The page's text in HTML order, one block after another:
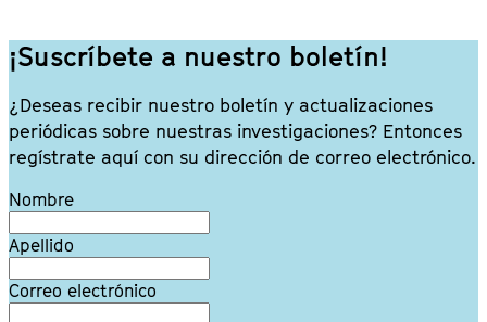
¡Suscríbete a nuestro boletín!
¿Deseas recibir nuestro boletín y actualizaciones
periódicas sobre nuestras investigaciones? Entonces
regístrate aquí con su dirección de correo electrónico.
Leave
field
blank
Nombre
Apellido
Correo electrónico